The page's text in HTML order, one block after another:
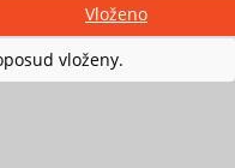
Vloženo
vloženy.